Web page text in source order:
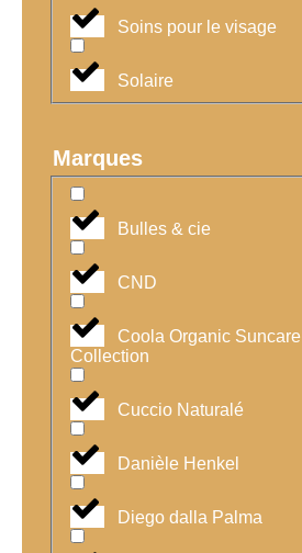
Soins pour le visage
Solaire
Marques
Bulles & cie
CND
Coola Organic Suncare
Collection
Cuccio Naturalé
Danièle Henkel
Diego dalla Palma